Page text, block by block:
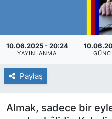
10.06.2025 - 20:24
YAYINLANMA
Paylaş
Almak, sadece bir